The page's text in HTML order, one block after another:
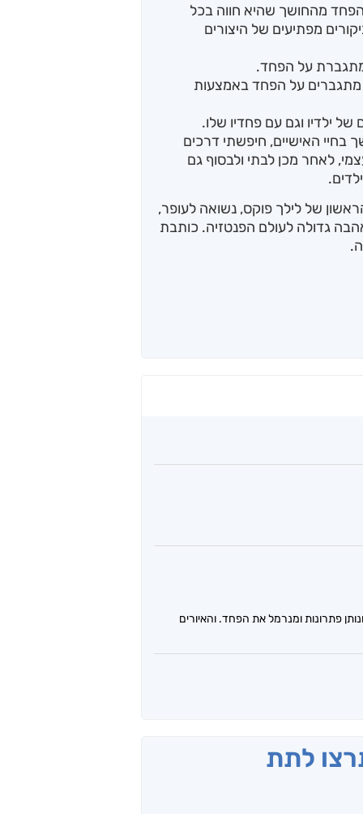
מהחושך שהיא חווה בכל
מפתיעים של היצורים
מתגברת על הפחד.
מתגברים על הפחד באמצעות
ילדיו וגם עם פחדיו שלו.
בחיי האישיים, חיפשתי דרכים
לאחר מכן לבתי ולבסוף גם
של לילך פוקס, נשואה לעופר,
גדולה לעולם הפנטזיה. כותבת
פתרונות ומנרמל את הפחד. והאיורים
לתת